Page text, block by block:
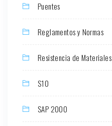
Puentes
Reglamentos y Normas
Resistencia de Materiales
S10
SAP 2000